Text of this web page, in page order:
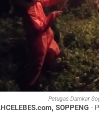
Petugas Damkar
SOPPENG-